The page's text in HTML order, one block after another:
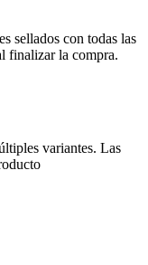
sellados con todas las
finalizar la compra.
variantes. Las